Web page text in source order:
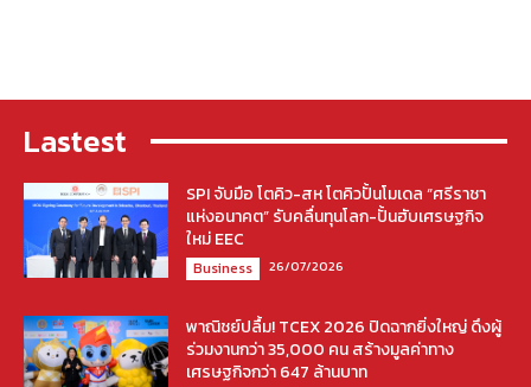
Lastest
SPI จับมือ โตคิว-สห โตคิวปั้นโมเดล “ศรีราชา
แห่งอนาคต” รับคลื่นทุนโลก-ปั้นฮับเศรษฐกิจ
ใหม่ EEC
Business 26/07/2026
พาณิชย์ปลื้ม! TCEX 2026 ปิดฉากยิ่งใหญ่ ดึงผู้
ร่วมงานกว่า 35,000 คน สร้างมูลค่าทาง
เศรษฐกิจกว่า 647 ล้านบาท